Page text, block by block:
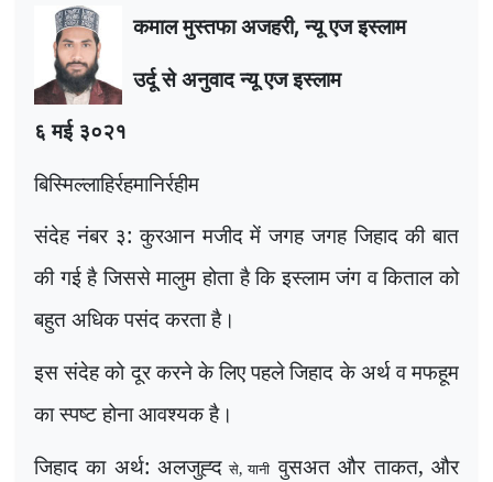
कमाल मुस्तफा अजहरी,न्यू एज इस्लाम
उर्दू से अनुवाद न्यू एज इस्लाम
६ मई ३०२१
बिस्मिल्लाहिर्रहमानिर्रहीम
संदेह नंबर ३: कुरआन मजीद में जगह जगह जिहाद की बात
की गई है जिससे मालुम होता है कि इस्लाम जंग व किताल को
बहुत अधिक पसंद करता है।
इससंदेह को दूर करने के लिए पहले जिहाद के अर्थ व मफहूम
का स्पष्ट होना आवश्यक है।
जिहाद का अर्थ: अलजुह्द से, यानी वुसअत और ताकत, और